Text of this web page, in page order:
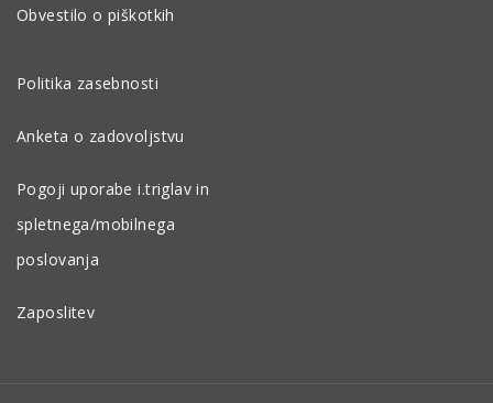
Obvestilo o piškotkih
Politika zasebnosti
Anketa o zadovoljstvu
Pogoji uporabe i.triglav in
spletnega/mobilnega
poslovanja
Zaposlitev